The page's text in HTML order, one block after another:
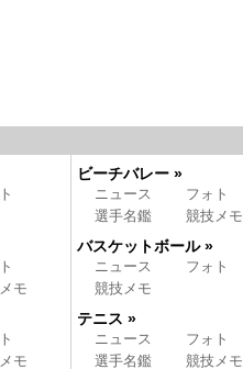
モ
モ
ビーチバレー »
ニュース
フォト
選手名鑑
競技メモ
バスケットボール »
ニュース
フォト
競技メモ
テニス »
ニュース
フォト
選手名鑑
競技メモ